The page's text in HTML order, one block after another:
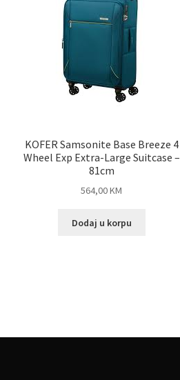
KOFER Samsonite Base Breeze 4
Wheel Exp Extra-Large Suitcase –
81cm
564,00KM
Dodaj u korpu